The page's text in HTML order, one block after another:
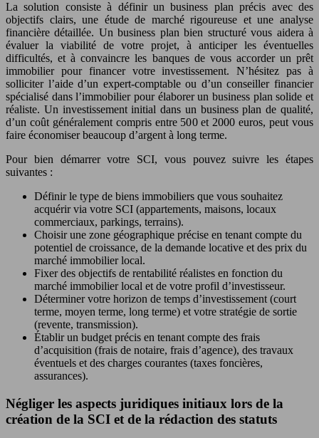
La solution consiste à définir un business plan précis avec des
objectifs clairs, une étude de marché rigoureuse et une analyse
financière détaillée. Un business plan bien structuré vous aidera à
évaluer la viabilité de votre projet, à anticiper les éventuelles
difficultés, et à convaincre les banques de vous accorder un prêt
immobilier pour financer votre investissement. N’hésitez pas à
solliciter l’aide d’un expert-comptable ou d’un conseiller financier
spécialisé dans l’immobilier pour élaborer un business plan solide et
réaliste. Un investissement initial dans un business plan de qualité,
d’un coût généralement compris entre 500 et 2000 euros, peut vous
faire économiser beaucoup d’argent à long terme.
Pour bien démarrer votre SCI, vous pouvez suivre les étapes
suivantes :
Définir le type de biens immobiliers que vous souhaitez
acquérir via votre SCI (appartements, maisons, locaux
commerciaux, parkings, terrains).
Choisir une zone géographique précise en tenant compte du
potentiel de croissance, de la demande locative et des prix du
marché immobilier local.
Fixer des objectifs de rentabilité réalistes en fonction du
marché immobilier local et de votre profil d’investisseur.
Déterminer votre horizon de temps d’investissement (court
terme, moyen terme, long terme) et votre stratégie de sortie
(revente, transmission).
Établir un budget précis en tenant compte des frais
d’acquisition (frais de notaire, frais d’agence), des travaux
éventuels et des charges courantes (taxes foncières,
assurances).
Négliger les aspects juridiques initiaux lors de la
création de la SCI et de la rédaction des statuts